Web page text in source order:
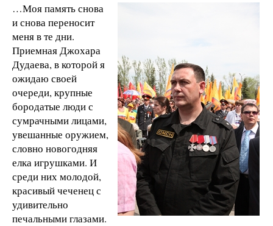
…Моя память снова
и снова переносит
меня в те дни.
Приемная Джохара
Дудаева, в которой я
ожидаю своей
очереди, крупные
бородатые люди с
сумрачными лицами,
увешанные оружием,
словно новогодняя
елка игрушками. И
среди них молодой,
красивый чеченец с
удивительно
печальными глазами.